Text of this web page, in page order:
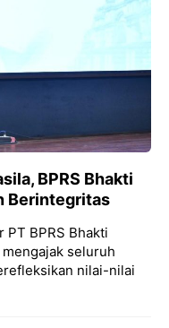
BPRS Bhakti
Berintegritas
PT BPRS Bhakti
seluruh
nilai-nilai